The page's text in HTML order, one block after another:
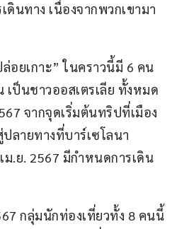
ดินทาง เนื่องจากพวกเขามา
อยเกาะ” ในคราวนี้มี 6 คน
เป็นชาวออสเตรเลีย ทั้งหมด
จากจุดเริ่มต้นทริปที่เมือง
ลายทางที่บาร์เซโลนา
ม.ย. 2567 มีกำหนดการเดิน
กลุ่มนักท่องเที่ยวทั้ง 8 คนนี้